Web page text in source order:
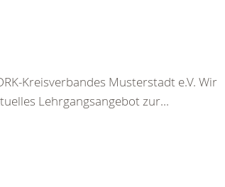
Kreisverbandes Musterstadt e.V. Wir
Lehrgangsangebot zur...